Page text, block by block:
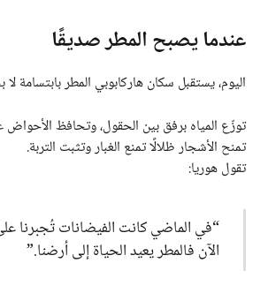
عندما يصبح المطر صديقًا
اليوم، يستقبل سكان هاركابوبي المطر بابتسامة
توزّع المياه برفق بين الحقول، وتحافظ الأحواض
تمنح الأشجار ظلالًا تمنع الغبار وتثبت التربة.
تقول هوريا:
“في الماضي كانت الفيضانات تُجبرنا
الآن فالمطر يعيد الحياة إلى أرضنا.”